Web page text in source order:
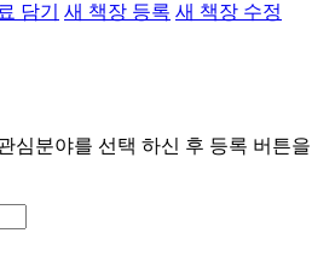
담기 새 책장 등록 새 책장 수정
심분야를 선택 하신 후 등록 버튼을